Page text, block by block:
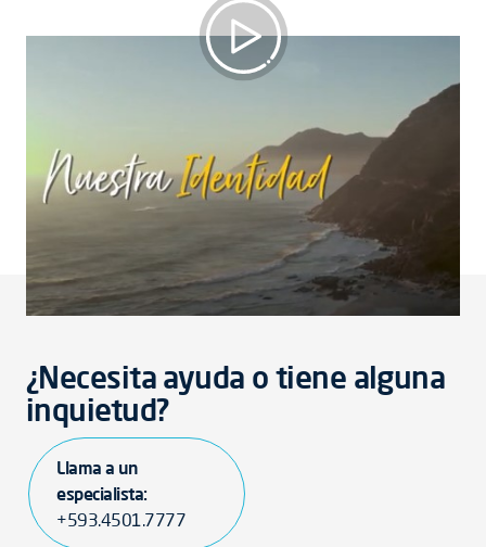
La tradición vive en América Latina
¿Necesita ayuda o tiene alguna
inquietud?
Llama a un
especialista:
+593.4501.7777